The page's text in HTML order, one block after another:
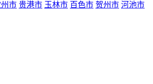
市 贵港市 玉林市 百色市 贺州市 河池市